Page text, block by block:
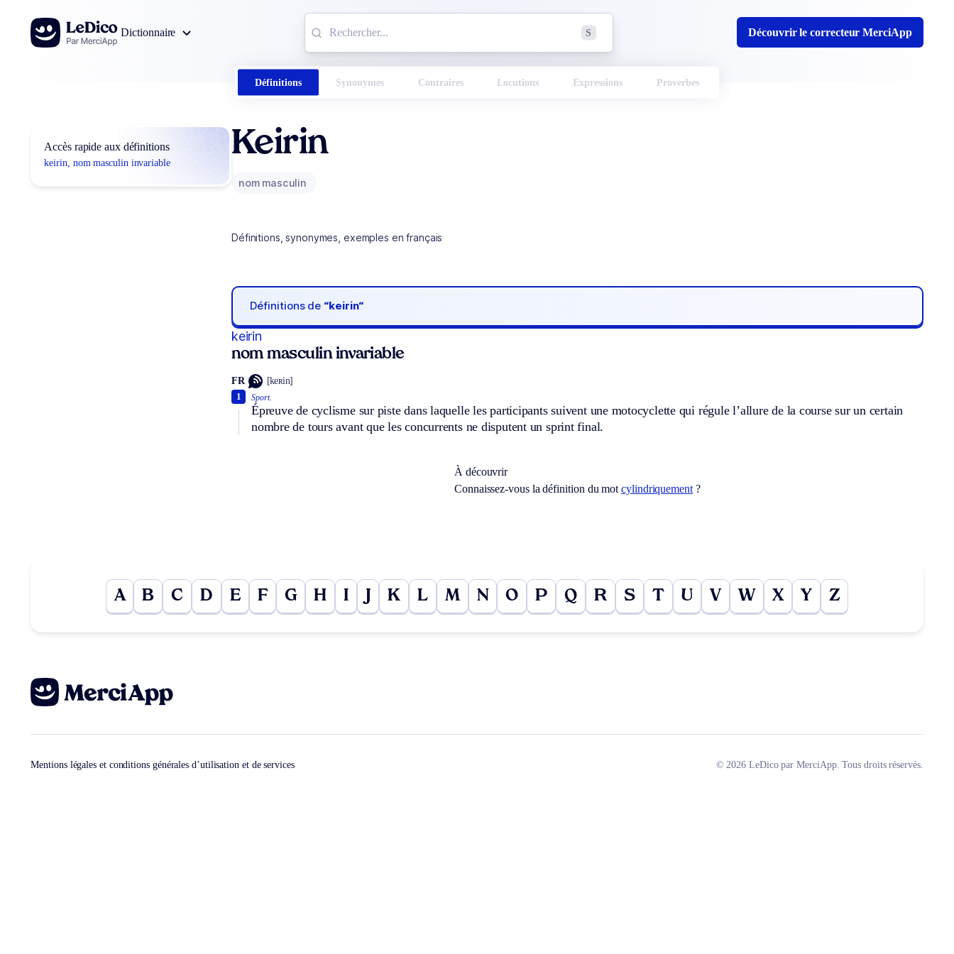
Aller au contenu
Dictionnaire
S Découvrir le correcteur MerciApp
Définitions Synonymes Contraires Locutions Expressions Proverbes
Accès rapide aux définitions
keirin, nom masculin invariable
Keirin
nom masculin
Définitions, synonymes, exemples en français
Définitions de “keirin“
keirin
nom masculin invariable
FR [keʀin]
Sport.
Épreuve de cyclisme sur piste dans laquelle les participants suivent une motocyclette qui régule l’allure de la course sur un certain
nombre de tours avant que les concurrents ne disputent un sprint final.
1
À découvrir
Connaissez-vous la définition du motcylindriquement?
A B C D E F G H I K L M N O P Q R S T U V W X Y Z
Mentions légales et conditions générales d’utilisation et de services © 2026 LeDico par MerciApp. Tous droits réservés.